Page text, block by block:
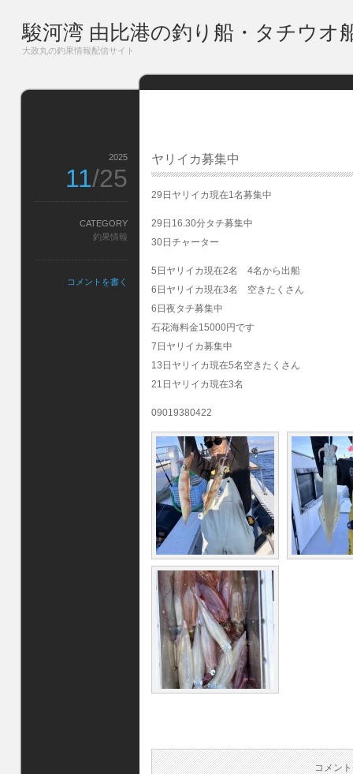
駿河湾 由比港の釣り船・タチウオ
大政丸の釣果情報配信サイト
ヤリイカ募集中
29日ヤリイカ現在1名募集中
29日16.30分タチ募集中
30日チャーター
5日ヤリイカ現在2名 4名から出船
6日ヤリイカ現在3名 空きたくさん
6日夜タチ募集中
石花海料金15000円です
7日ヤリイカ募集中
13日ヤリイカ現在5名空きたくさん
21日ヤリイカ現在3名
09019380422
2025
11/25
CATEGORY
釣果情報
コメントを書く
コメン